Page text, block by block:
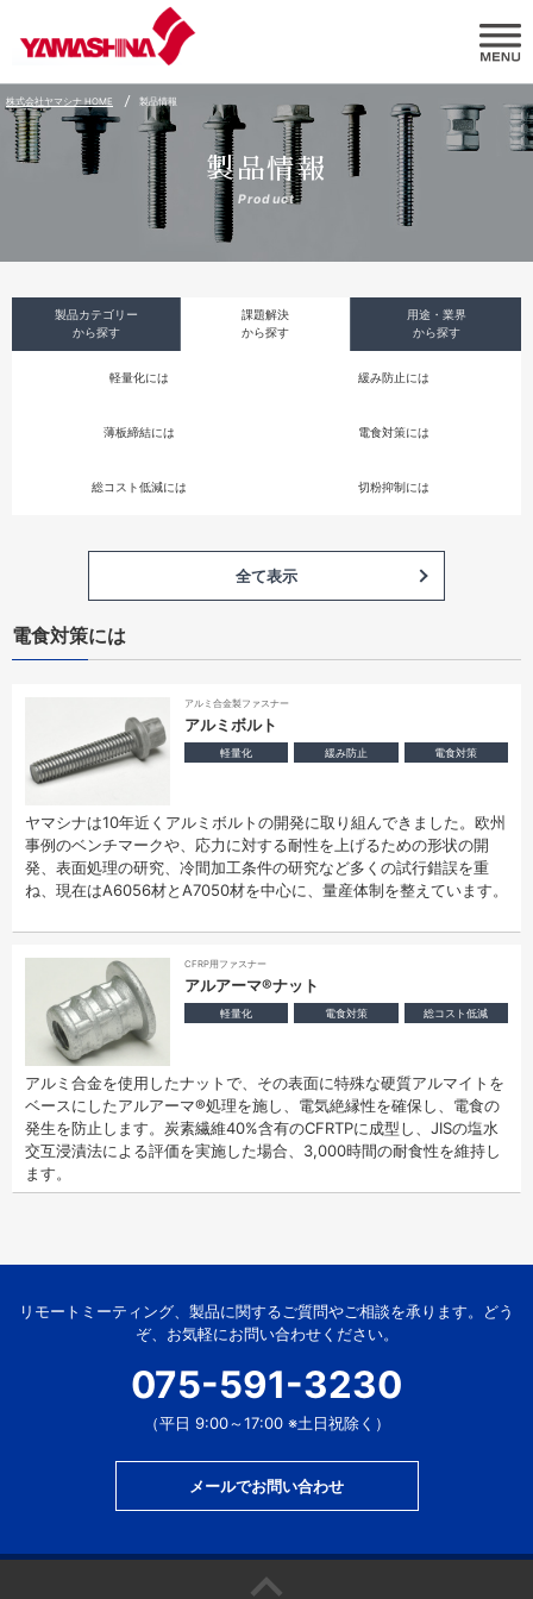
製品情報
Product
株式会社ヤマシナ HOME 製品情報
製品カテゴリー
から探す
課題解決
から探す
用途・業界
から探す
軽量化には 緩み防止には
薄板締結には 電食対策には
総コスト低減には 切粉抑制には
全て表示
電食対策には
アルミ合金製ファスナー
アルミボルト
軽量化 緩み防止 電食対策
ヤマシナは10年近くアルミボルトの開発に取り組んできました。欧州
事例のベンチマークや、応力に対する耐性を上げるための形状の開
発、表面処理の研究、冷間加工条件の研究など多くの試行錯誤を重
ね、現在はA6056材とA7050材を中心に、量産体制を整えています。
CFRP用ファスナー
アルアーマ®ナット
軽量化 電食対策 総コスト低減
アルミ合金を使用したナットで、その表面に特殊な硬質アルマイトを
ベースにしたアルアーマ®処理を施し、電気絶縁性を確保し、電食の
発生を防止します。炭素繊維40%含有のCFRTPに成型し、JISの塩水
交互浸漬法による評価を実施した場合、3,000時間の耐食性を維持し
ます。
リモートミーティング、製品に関するご質問やご相談を承ります。どう
ぞ、お気軽にお問い合わせください。
075-591-3230
（平日 9:00～17:00 ※土日祝除く）
メールでお問い合わせ